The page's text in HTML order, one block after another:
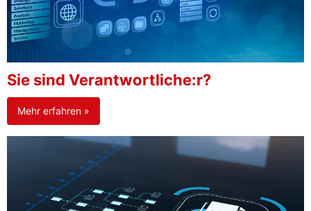
Sie sind Verantwortliche:r?
Mehr erfahren »